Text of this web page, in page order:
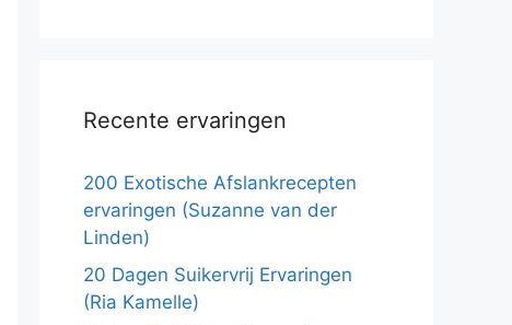
Recente ervaringen
200 Exotische Afslankrecepten
ervaringen (Suzanne van der
Linden)
20 Dagen Suikervrij Ervaringen
(Ria Kamelle)